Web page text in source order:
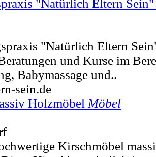
"Natürlich Eltern Sein"
"Natürlich Eltern
und Kurse im
Babymassage und..
sein.de
Holzmöbel Möbel
Kirschmöbel